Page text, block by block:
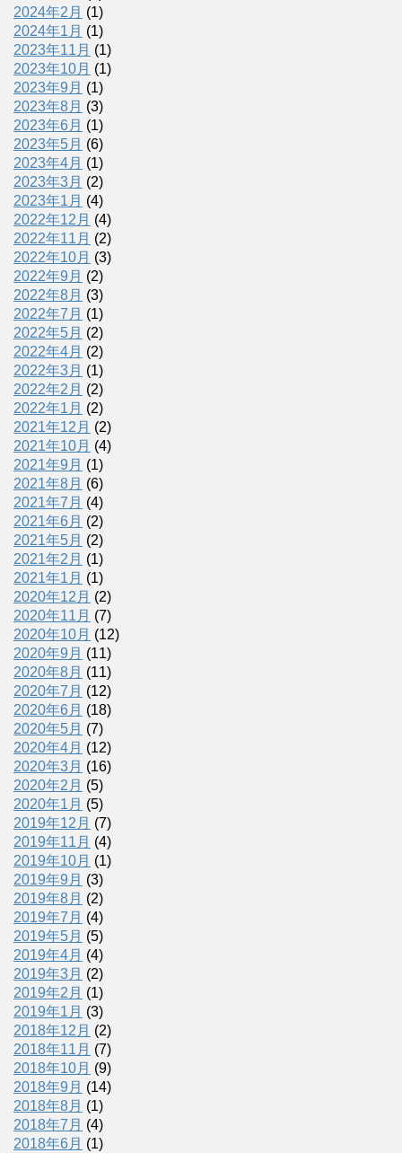
2024年2月 (1)
2024年1月 (1)
2023年11月 (1)
2023年10月 (1)
2023年9月 (1)
2023年8月 (3)
2023年6月 (1)
2023年5月 (6)
2023年4月 (1)
2023年3月 (2)
2023年1月 (4)
2022年12月 (4)
2022年11月 (2)
2022年10月 (3)
2022年9月 (2)
2022年8月 (3)
2022年7月 (1)
2022年5月 (2)
2022年4月 (2)
2022年3月 (1)
2022年2月 (2)
2022年1月 (2)
2021年12月 (2)
2021年10月 (4)
2021年9月 (1)
2021年8月 (6)
2021年7月 (4)
2021年6月 (2)
2021年5月 (2)
2021年2月 (1)
2021年1月 (1)
2020年12月 (2)
2020年11月 (7)
2020年10月 (12)
2020年9月 (11)
2020年8月 (11)
2020年7月 (12)
2020年6月 (18)
2020年5月 (7)
2020年4月 (12)
2020年3月 (16)
2020年2月 (5)
2020年1月 (5)
2019年12月 (7)
2019年11月 (4)
2019年10月 (1)
2019年9月 (3)
2019年8月 (2)
2019年7月 (4)
2019年5月 (5)
2019年4月 (4)
2019年3月 (2)
2019年2月 (1)
2019年1月 (3)
2018年12月 (2)
2018年11月 (7)
2018年10月 (9)
2018年9月 (14)
2018年8月 (1)
2018年7月 (4)
2018年6月 (1)